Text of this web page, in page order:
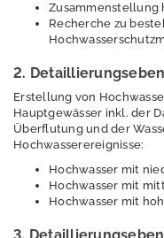
Geografische
Informationssystem
Geologie
Klimawandel und
Anpassung
Lärm
Luft
Zusammenstellung
Recherche zu
2.
Erstellung von
Hauptgewässer inkl. der
Überflutung und der
Hochwasserereignisse:
Hochwasser mit
Hochwasser mit
Hochwasser mit